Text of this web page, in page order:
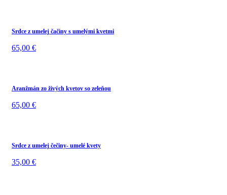
Srdce z umelej čačiny s umelými kvetmi
65,00 €
Aranžmán zo živých kvetov so zeleňou
65,00 €
Srdce z umelej čečiny- umelé kvety
35,00 €